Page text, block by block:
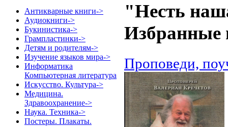
Антикварные книги->
Аудиокниги->
Букинистика->
Грампластинки->
Детям и родителям->
Изучение языков мира->
Информатика
Компьютерная литература
Искусство. Культура->
Медицина.
Здравоохранение->
Наука. Техника->
Постеры. Плакаты.
"Несть
Избранные
Проповеди,